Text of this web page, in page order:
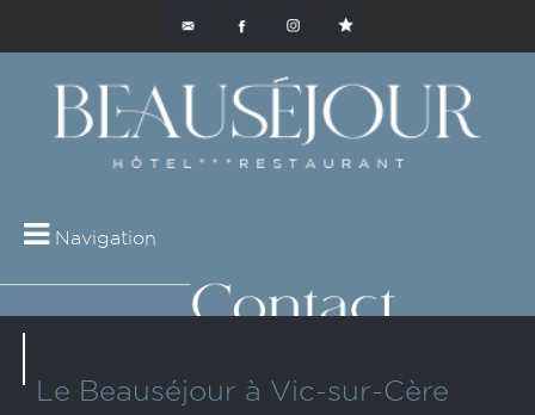
Navigation
Le Beauséjour à Vic-sur-Cère